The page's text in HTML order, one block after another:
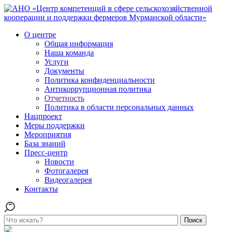
О центре
Общая информация
Наша команда
Услуги
Документы
Политика конфиденциальности
Антикоррупционная политика
Отчетность
Политика в области персональных данных
Нацпроект
Меры поддержки
Мероприятия
База знаний
Пресс-центр
Новости
Фотогалерея
Видеогалерея
Контакты
Поиск